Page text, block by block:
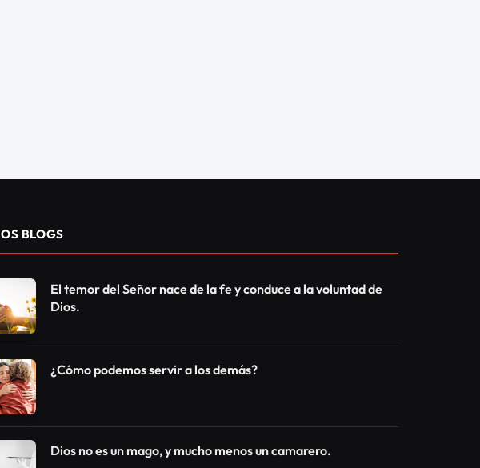
Un gran clamor en el monte
de Daniel
03/08/2026
decisión que cambiará tu
vida